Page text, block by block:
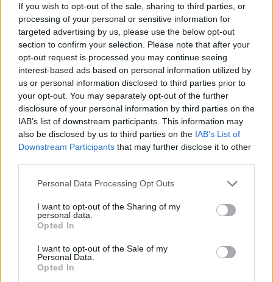
If you wish to opt-out of the sale, sharing to third parties, or
processing of your personal or sensitive information for
targeted advertising by us, please use the below opt-out
section to confirm your selection. Please note that after your
opt-out request is processed you may continue seeing
interest-based ads based on personal information utilized by
us or personal information disclosed to third parties prior to
your opt-out. You may separately opt-out of the further
disclosure of your personal information by third parties on the
IAB’s list of downstream participants. This information may
also be disclosed by us to third parties on the IAB’s List of
Downstream Participants that may further disclose it to other
Please note that this website/app uses one or more Google
not limited to your visit or usage behaviour. You may click to
grant or deny consent to Google and its third-party tags to
use your data for below specified purposes in below Google
consent section.
Personal Data Processing Opt Outs
I want to opt-out of the Sharing of my
personal data.
Opted In
I want to opt-out of the Sale of my
Personal Data.
Opted In
Kategorije: Novice Novice
Ključne besede: Aqualatio mamice vadba
Več iz kraja Slovenj Gradec
V Hudi Luknji posredoval
helikopter, cesta med
Velenjem in Slovenj Gradcem
do nadaljnjega zaprta
Pet koroških gostiln in
GT19 najboljši med Korošci